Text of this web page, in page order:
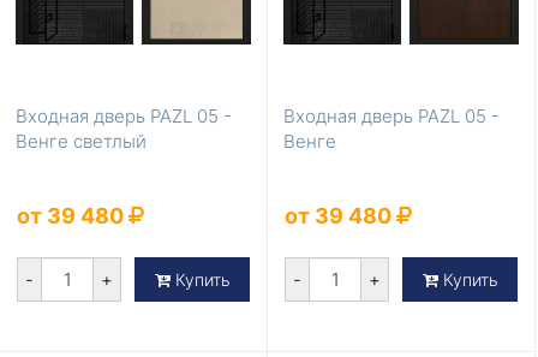
Входная дверь PAZL 05 -
Венге светлый
от 39 480
- + Купить
Входная дверь PAZL 05 -
Венге
от 39 480
- + Купить